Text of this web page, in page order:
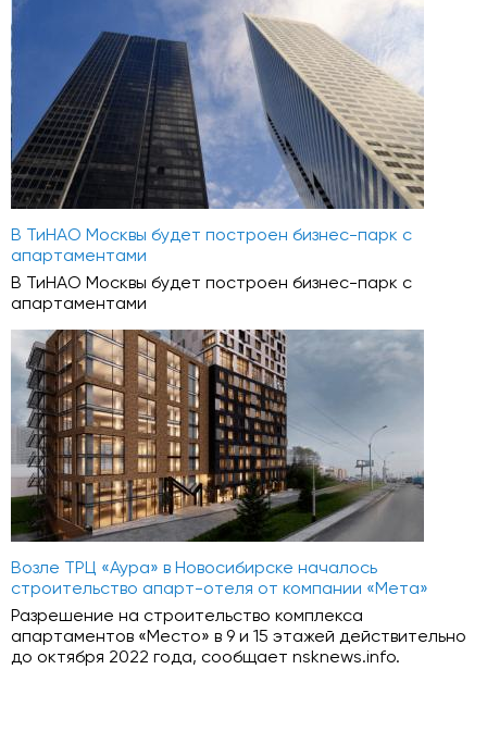
В ТиНАО Москвы будет построен бизнес-парк с
апартаментами
В ТиНАО Москвы будет построен бизнес-парк с
апартаментами
Возле ТРЦ «Аура» в Новосибирске началось
строительство апарт-отеля от компании «Мета»
Разрешение на строительство комплекса
апартаментов «Место» в 9 и 15 этажей действительно
до октября 2022 года, сообщает nsknews.info.